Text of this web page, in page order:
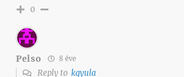
0
Pelso 8 éve
Reply to kgyula